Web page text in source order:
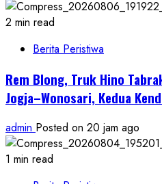
2 min read
Berita Peristiwa
Rem Blong, Truk Hino
Jogja–Wonosari, Kedua
admin Posted on 20 jam ago
1 min read